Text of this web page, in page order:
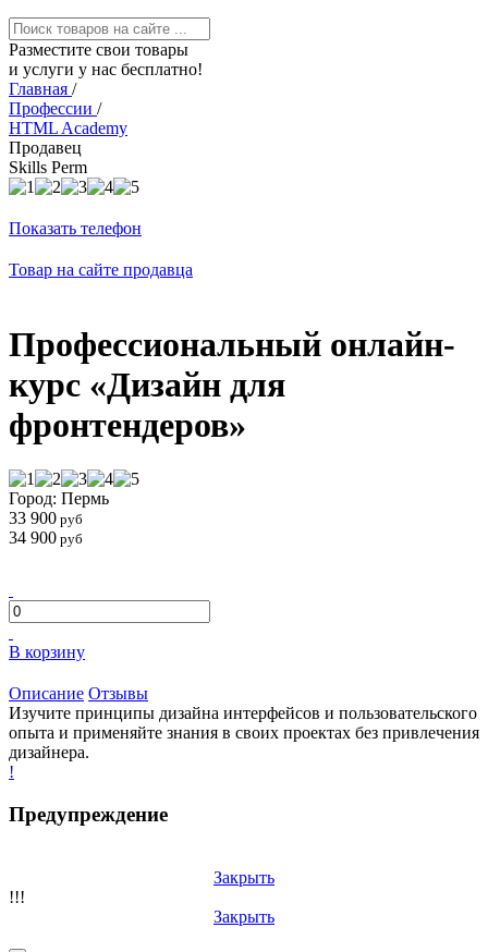
Разместите свои товары
и услуги у нас бесплатно!
Главная /
Профессии /
HTML Academy
Продавец
Skills Perm
Показать телефон
Товар на сайте продавца
Профессиональный онлайн-
курс «Дизайн для
фронтендеров»
Город: Пермь
33 900 руб
34 900 руб
В корзину
Описание Отзывы
Изучите принципы дизайна интерфейсов и пользовательского
опыта и применяйте знания в своих проектах без привлечения
дизайнера.
!
Предупреждение
Закрыть
!!!
Закрыть